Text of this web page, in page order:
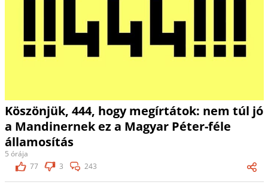
Köszönjük, 444, hogy megírtátok: nem túl jó
a Mandinernek ez a Magyar Péter-féle
államosítás
5 órája
77
3 243